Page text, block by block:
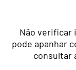
Não verificar
pode apanhar
consultar